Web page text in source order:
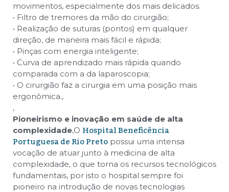
movimentos, especialmente dos mais delicados.
• Filtro de tremores da mão do cirurgião;
• Realização de suturas (pontos) em qualquer
direção, de maneira mais fácil e rápida;
• Pinças com energia inteligente;
• Curva de aprendizado mais rápida quando
comparada com a da laparoscopia;
• O cirurgião faz a cirurgia em uma posição mais
ergonômica.,
,
Pioneirismo e inovação em saúde de alta
complexidade,O Hospital Beneficência
Portuguesa de Rio Preto possui uma intensa
vocação de atuar junto à medicina de alta
complexidade, o que torna os recursos tecnológicos
fundamentais, por isto o hospital sempre foi
pioneiro na introdução de novas tecnologias